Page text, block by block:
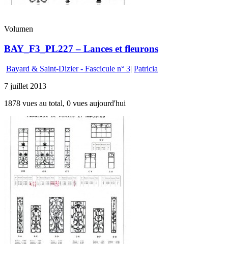
Volumen
BAY_F3_PL227 – Lances et fleurons
Bayard & Saint-Dizier - Fascicule n° 3| Patricia
7 juillet 2013
1878 vues au total, 0 vues aujourd'hui